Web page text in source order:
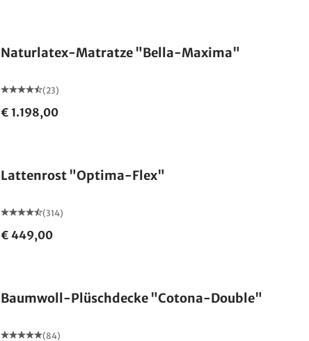
Naturlatex-Matratze "Bella-Maxima"
(23)
€ 1.198,00
Lattenrost "Optima-Flex"
(314)
€ 449,00
Baumwoll-Plüschdecke "Cotona-Double"
(84)